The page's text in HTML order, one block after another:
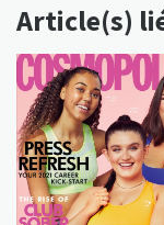
Article(s)